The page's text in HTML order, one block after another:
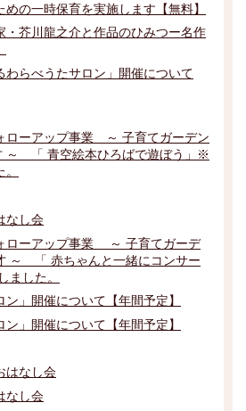
の一時保育を実施します【無料】
・芥川龍之介と作品のひみつー名作
わらべうたサロン」開催について
ローアップ事業 ～ 子育てガーデン
～ 「 青空絵本ひろばで遊ぼう」※
なし会
ローアップ事業 ～ 子育てガーデ
～ 「 赤ちゃんと一緒にコンサー
ました。
ン」開催について【年間予定】
ン」開催について【年間予定】
はなし会
なし会